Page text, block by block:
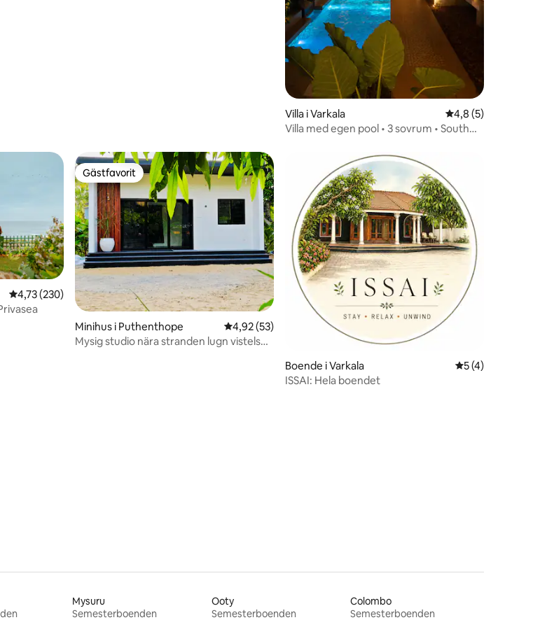
Villa i Varkala 4,8 av 5 i
4,8 (5)
Villa med egen pool • 3 sovrum • South
4,73 av 5 i genomsnittligt betyg, 230 omdömen
4,73 (230)
Gästfavorit
Gästfavorit
Minihus i Puthenthope 4,92 av 5 i genomsnittligt betyg, 53 omdömen
4,92 (53)
Mysig studio nära stranden lugn vistelse i
Boende i Varkala
5 av 5 i
5 (4)
ISSAI: Hela boendet
Mysuru
Semesterboenden
Ooty
Semesterboenden
Colombo
Semesterboenden